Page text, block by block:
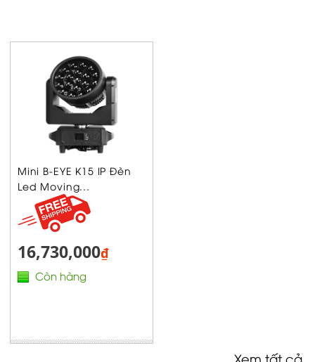
Mini B-EYE K15 IP Đèn
Led Moving...
16,730,000₫
Còn hàng
Xem tất cả